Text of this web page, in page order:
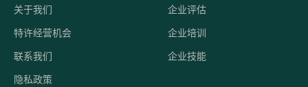
关于我们
特许经营机会
联系我们
隐私政策
企业评估
企业培训
企业技能